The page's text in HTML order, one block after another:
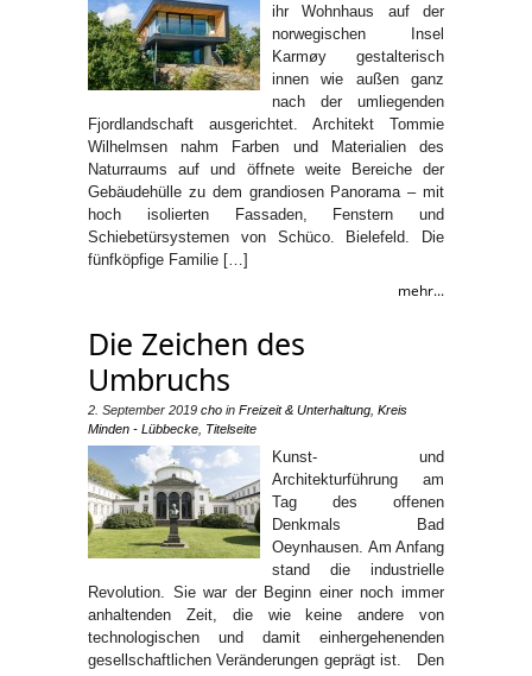
ihr Wohnhaus auf der
norwegischen Insel
Karmøy gestalterisch
innen wie außen ganz
nach der umliegenden
Fjordlandschaft ausgerichtet. Architekt Tommie
Wilhelmsen nahm Farben und Materialien des
Naturraums auf und öffnete weite Bereiche der
Gebäudehülle zu dem grandiosen Panorama – mit
hoch isolierten Fassaden, Fenstern und
Schiebetürsystemen von Schüco. Bielefeld. Die
fünfköpfige Familie […]
mehr...
Die Zeichen des
Umbruchs
2. September 2019 cho in Freizeit & Unterhaltung Kreis
Minden - Lübbecke Titelseite
Kunst- und
Architekturführung am
Tag des offenen
Denkmals Bad
Oeynhausen. Am Anfang
stand die industrielle
Revolution. Sie war der Beginn einer noch immer
anhaltenden Zeit, die wie keine andere von
technologischen und damit einhergehenenden
gesellschaftlichen Veränderungen geprägt ist. Den